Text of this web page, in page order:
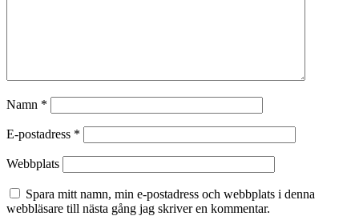
Namn *
E-postadress *
Webbplats
Spara mitt namn, min e-postadress och webbplats i denna
webbläsare till nästa gång jag skriver en kommentar.